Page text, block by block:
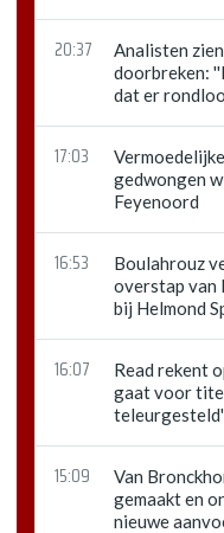
20:37
Analisten
doorbreken:
dat er
17:03
gedwongen
Feyenoord
16:53
Boulahrouz
overstap van
bij Helmond
16:07
Read rekent
gaat voor
15:09
Van
gemaakt en
nieuwe